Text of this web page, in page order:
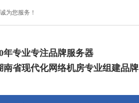
为您服务！
年专业专注品牌服务器
南省现代化网络机房专业组建品牌